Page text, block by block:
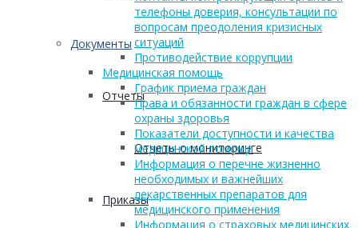
Документы
Отчеты
Отчеты о мониторинге
Приказы
телефоны доверия, консультации по
вопросам преодоления кризисных
ситуаций
Противодействие коррупции
Медицинская помощь
График приема граждан
Права и обязанности граждан в сфере
охраны здоровья
Показатели доступности и качества
медицинской помощи
Информация о перечне жизненно
необходимых и важнейших
лекарственных препаратов для
медицинского применения
Информация о страховых медицинских